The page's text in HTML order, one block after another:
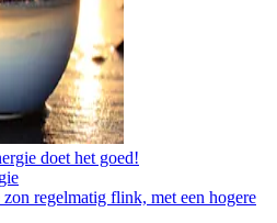
doet het goed!
regelmatig flink, met een hogere